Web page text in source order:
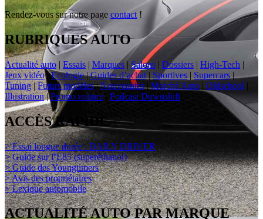
Rendez-vous sur notre page contact !
RUBRIQUES AUTO
Actualité auto | Essais | Marques |Salons | Dossiers | High-Tech |
Jeux vidéo|Ecologie|Guides d’achat | Sportives | Supercars |
Tuning|Futurs modèles|Nouveautés|Marché Auto | Oldschool |
Illustration|Promo voiture Podcast Downshift
ACCÈS RAPIDE
> Essai longue durée : DAILY DRIVER
> Guide sur l’E85 (superéthanol)
> Guide des Youngtimers
> Avis des propriétaires
> Lexique automobile
ACTUALITÉ AUTO PAR MARQUE